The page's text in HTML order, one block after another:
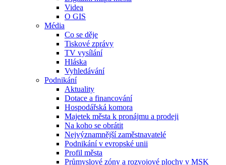
Videa
O GIS
Média
Co se děje
Tiskové zprávy
TV vysílání
Hláska
Vyhledávání
Podnikání
Aktuality
Dotace a financování
Hospodářská komora
Majetek města k pronájmu a prodeji
Na koho se obrátit
Nejvýznamnější zaměstnavatelé
Podnikání v evropské unii
Profil města
Průmyslové zóny a rozvojové plochy v MSK